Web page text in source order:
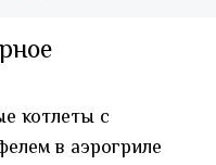
котлеты с
в аэрогриле